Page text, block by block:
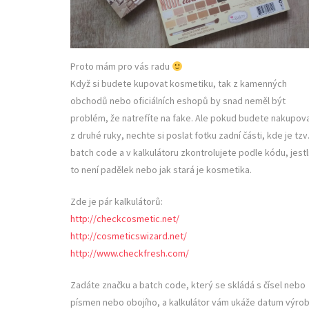
Proto mám pro vás radu
Když si budete kupovat kosmetiku, tak z kamenných
obchodů nebo oficiálních eshopů by snad neměl být
problém, že natrefíte na fake. Ale pokud budete
z druhé ruky, nechte si poslat fotku zadní části, kde je tzv.
batch code a v kalkulátoru zkontrolujete podle kódu, jestli
to není padělek nebo jak stará je kosmetika.
Zde je pár kalkulátorů:
http://checkcosmetic.net/
http://cosmeticswizard.net/
http://www.checkfresh.com/
Zadáte značku a batch code, který se skládá s čísel nebo
písmen nebo obojího, a kalkulátor vám ukáže datum